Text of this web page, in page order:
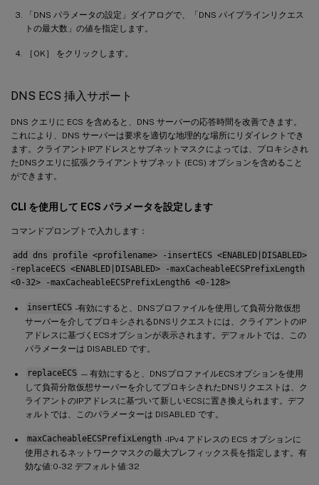
「DNS パラメータの設定」ダイアログで、「DNS パイプラインリクエス
トの最大数」の値を指定します。
［OK］ をクリックします。
DNS ECS 挿入サポート
DNS クエリに ECS を含めると、DNS サーバーの応答時間を改善できます。
これにより、DNS サーバーは要求を適切な地理的な場所にリダイレクトでき
ます。クライアントIPアドレスとサブネットマスクによっては、プロキシされ
たDNSクエリに拡張クライアントサブネット (ECS) オプションを含めること
ができます。
CLI を使用して ECS パラメータを設定します
コマンドプロンプトで入力します：
add dns profile <profilename> -insertECS <ENABLED|DISABLED>
-replaceECS <ENABLED|DISABLED> -maxCacheableECSPrefixLength
<0-32> -maxCacheableECSPrefixLength6 <0-128>
insertECS -有効にすると、DNSプロファイルを使用して負荷分散仮想
サーバーを介してプロキシされるDNSリクエストには、クライアントのIP
アドレスに基づくECSオプションが表示されます。デフォルトでは、この
パラメーターは DISABLED です。
replaceECS — 有効にすると、DNSプロファイルECSオプションを使用
して負荷分散仮想サーバーを介してプロキシされたDNSリクエストは、ク
ライアントのIPアドレスに基づいて新しいECSに置き換えられます。デフ
ォルトでは、このパラメーターは DISABLED です。
maxCacheableECSPrefixLength -IPv4 アドレスの ECS オプションに
使用されるネットワークマスクの最大プレフィックス長を指定します。有
効な値:0-32 デフォルト値:32